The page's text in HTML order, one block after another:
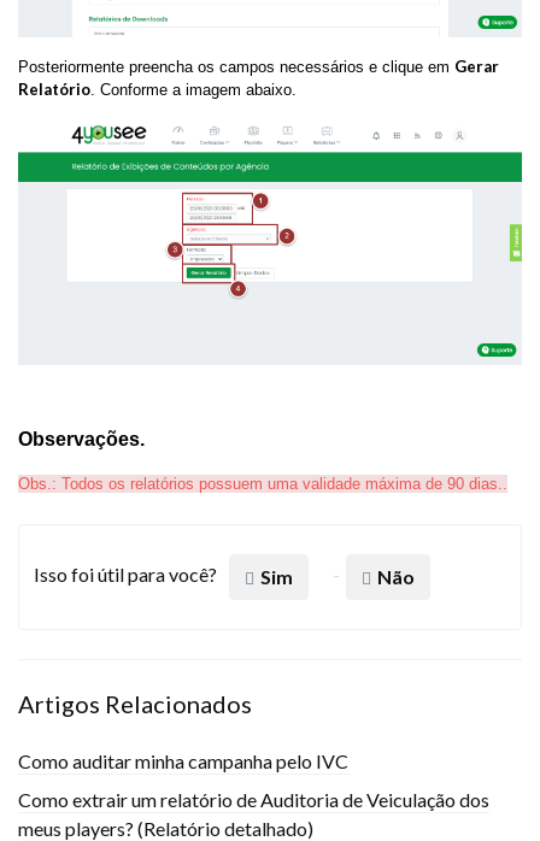
Posteriormente preencha os campos necessários e clique em Gerar
Relatório. Conforme a imagem abaixo.
Observações.
Obs.: Todos os relatórios possuem uma validade máxima de 90 dias..
Isso foi útil para você? Sim Não
Artigos Relacionados
Como auditar minha campanha pelo IVC
Como extrair um relatório de Auditoria de Veiculação dos
meus players? (Relatório detalhado)